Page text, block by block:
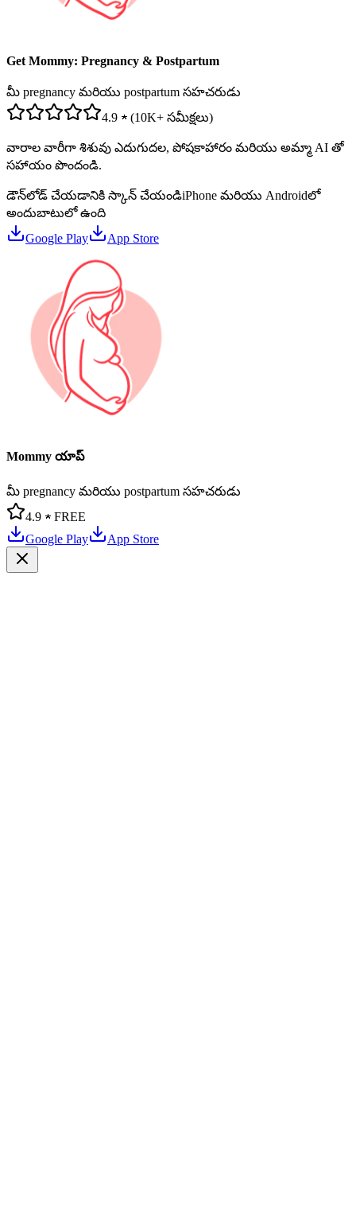
Get Mommy: Pregnancy & Postpartum
మీ pregnancy మరియు postpartum సహచరుడు
4.9 ★ (10K+ సమీక్షలు)
వారాల వారీగా శిశువు ఎదుగుదల, పోషకాహారం మరియు అమ్మా AI తో
సహాయం పొందండి.
డౌన్‌లోడ్ చేయడానికి స్కాన్ చేయండిiPhone మరియు Androidలో
అందుబాటులో ఉంది
Google Play
App Store
Mommy యాప్
మీ pregnancy మరియు postpartum సహచరుడు
4.9 ★ FREE
Google Play
App Store